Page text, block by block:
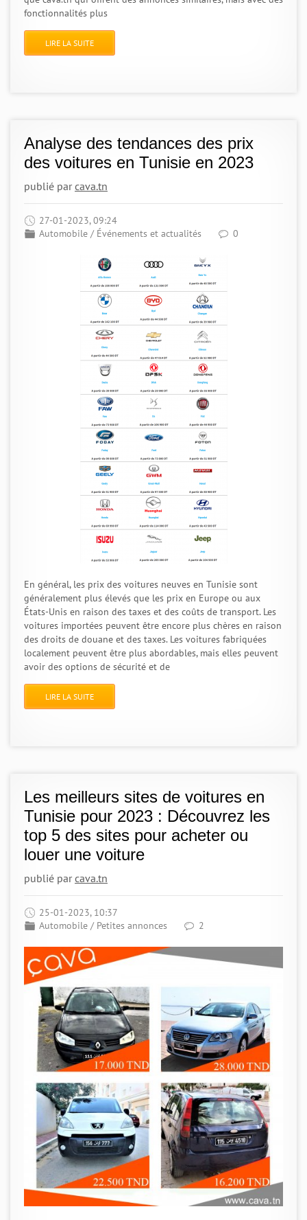
fonctionnalités plus
LIRE LA SUITE
Analyse des tendances des prix
des voitures en Tunisie en 2023
publié parcava.tn
27-01-2023, 09:24
Automobile / Événements et actualités 0
En général, les prix des voitures neuves en Tunisie sont
généralement plus élevés que les prix en Europe ou aux
États-Unis en raison des taxes et des coûts de transport. Les
voitures importées peuvent être encore plus chères en raison
des droits de douane et des taxes. Les voitures fabriquées
localement peuvent être plus abordables, mais elles peuvent
avoir des options de sécurité et de
LIRE LA SUITE
Les meilleurs sites de voitures en
Tunisie pour 2023 : Découvrez les
top 5 des sites pour acheter ou
louer une voiture
publié parcava.tn
25-01-2023, 10:37
Automobile / Petites annonces 2